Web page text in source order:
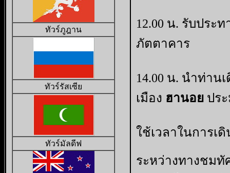
ทัวร์ภูฎาน
ทัวร์รัสเซีย
ทัวร์มัลดีฟ
12.00 น. รับประ
ภัตตาคาร
14.00 น. นำท่าน
เมือง ฮานอย ปร
ใช้เวลาในการเ
ระหว่างทางชม